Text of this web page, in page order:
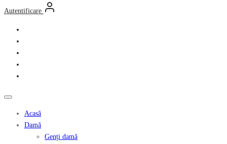
Autentificare
Acasă
Damă
Genți damă